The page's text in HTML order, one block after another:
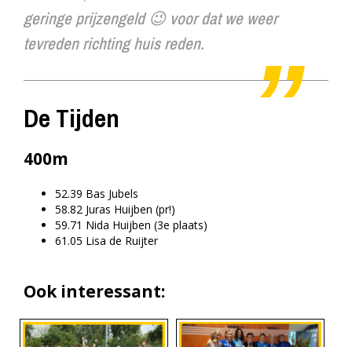
geringe prijzengeld 😉 voor dat we weer
tevreden richting huis reden.
De Tijden
400m
52.39 Bas Jubels
58.82 Juras Huijben (pr!)
59.71 Nida Huijben (3e plaats)
61.05 Lisa de Ruijter
Ook interessant: